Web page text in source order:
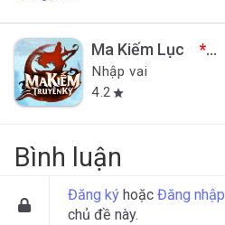
Ma Kiếm Lục *Đã đóng cửa*
Nhập vai
4.2 star
Bình luận
Đăng ký hoặc Đăng nhập
chủ đề này.